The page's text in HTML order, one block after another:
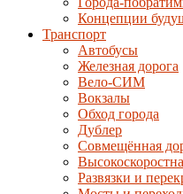
Концепции
Транспорт
Автобусы
Железная дорога
Вело-СИМ
Вокзалы
Обход города
Дублер
Совмещённая
Развязки и